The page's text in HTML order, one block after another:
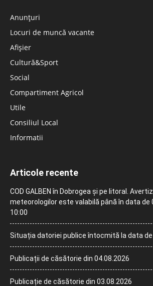
Anunțuri
Locuri de muncă vacante
Afișier
Cultură&Sport
Social
Compartiment Agricol
Utile
Consiliul Local
Informatii
Articole recente
COD GALBEN în Dobrogea și pe litoral.
meteorologilor este valabilă până în data de
10:00
Situația datoriei publice întocmită la data de
Publicații de căsătorie din 04.08.2026
Publicație de căsătorie din 03.08.2026